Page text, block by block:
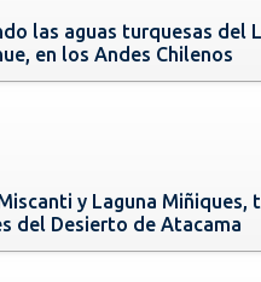
las aguas turquesas del
en los Andes Chilenos
y Laguna Miñiques,
del Desierto de Atacama